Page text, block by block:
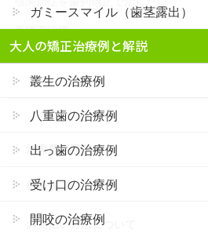
再矯正治療
治療費定額制
料金表
お支払い方法について
ガミースマイル（歯茎露出）
大人の矯正治療例と解説
叢生の治療例
八重歯の治療例
出っ歯の治療例
受け口の治療例
開咬の治療例